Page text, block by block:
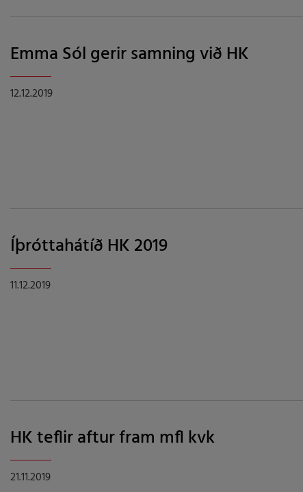
Emma Sól gerir samning við HK
12.12.2019
Íþróttahátíð HK 2019
11.12.2019
HK teflir aftur fram mfl kvk
21.11.2019